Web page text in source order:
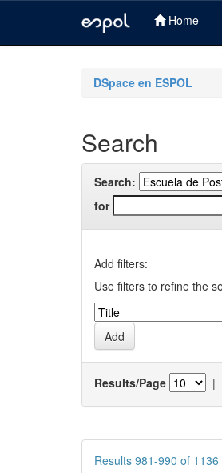
Home
DSpace en ESPOL
Search
Search:
for
Add filters:
Use filters to refine the
Results/Page |
Results 981-990 of